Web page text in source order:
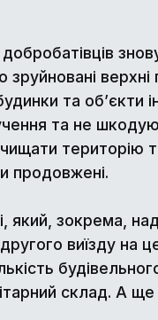
зруйновані
та об’єкти
та не
територію
продовжені.
який, зокрема,
виїзду на
склад. А